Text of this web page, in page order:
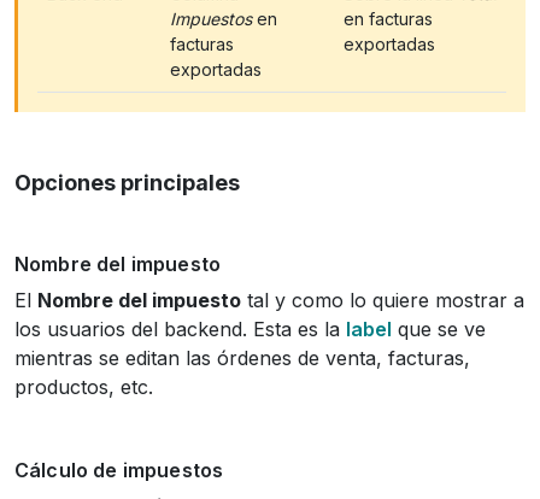
Impuestosen
facturas
exportadas
en facturas
exportadas
Opciones principales
Nombre del impuesto
El Nombre del impuesto tal y como lo quiere mostrar a
los usuarios del backend. Esta es la label que se ve
mientras se editan las órdenes de venta, facturas,
productos, etc.
Cálculo de impuestos